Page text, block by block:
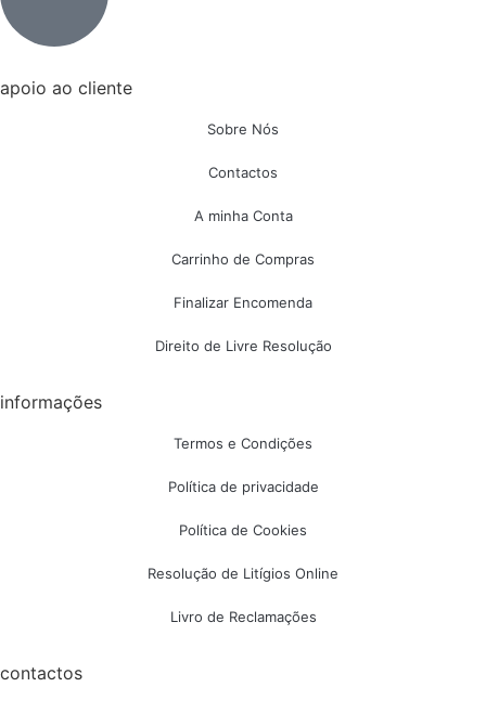
apoio ao cliente
Sobre Nós
Contactos
A minha Conta
Carrinho de Compras
Finalizar Encomenda
Direito de Livre Resolução
informações
Termos e Condições
Política de privacidade
Política de Cookies
Resolução de Litígios Online
Livro de Reclamações
contactos